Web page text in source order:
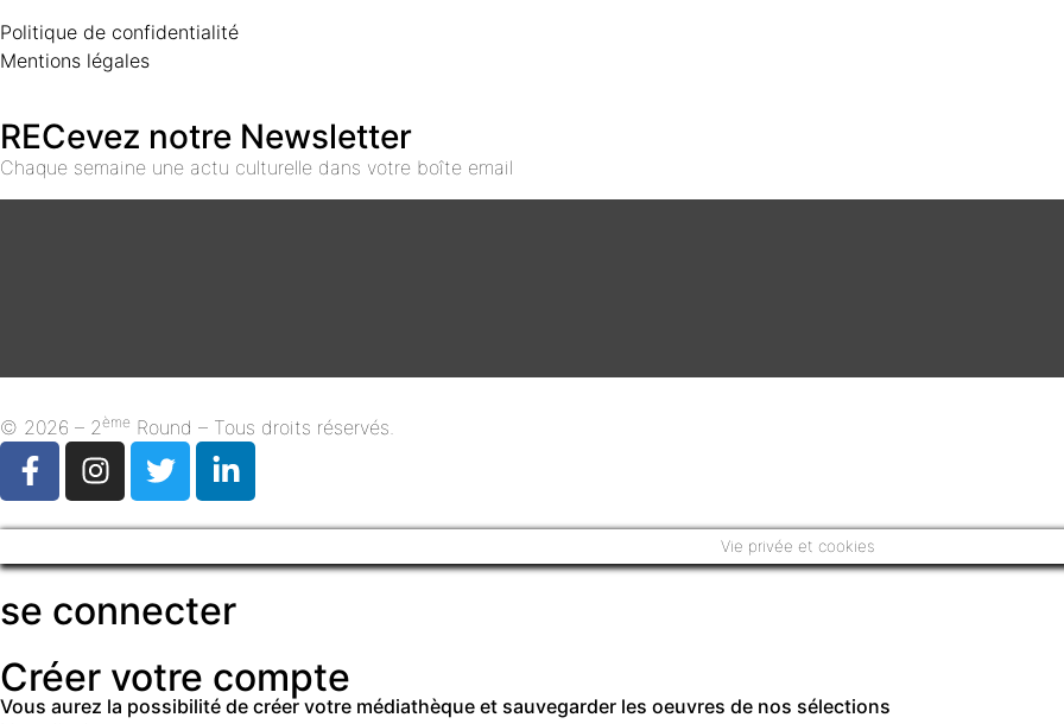
Politique de confidentialité
Mentions légales
RECevez notre Newsletter
Chaque semaine une actu culturelle dans votre boîte email
© 2026 – 2ème Round – Tous droits réservés.
Vie privée et cookies
se connecter
Créer votre compte
Vous aurez la possibilité de créer votre médiathèque et sauvegarder les oeuvres de nos sélections